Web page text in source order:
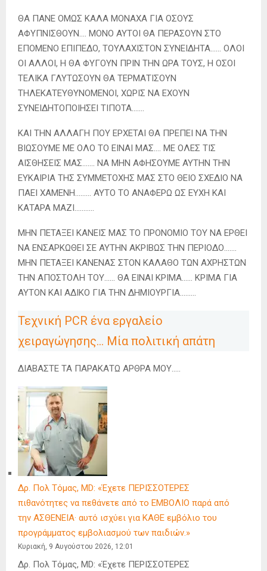
ΘΑ ΠΑΝΕ ΟΜΩΣ ΚΑΛΑ ΜΟΝΑΧΑ ΓΙΑ ΟΣΟΥΣ
ΑΦΥΠΝΙΣΘΟΥΝ…. ΜΟΝΟ ΑΥΤΟΙ ΘΑ ΠΕΡΑΣΟΥΝ ΣΤΟ
ΕΠΟΜΕΝΟ ΕΠΙΠΕΔΟ, ΤΟΥΛΑΧΙΣΤΟΝ ΣΥΝΕΙΔΗΤΑ…… ΟΛΟΙ
ΟΙ ΑΛΛΟΙ, Η ΘΑ ΦΥΓΟΥΝ ΠΡΙΝ ΤΗΝ ΩΡΑ ΤΟΥΣ, Η ΟΣΟΙ
ΤΕΛΙΚΑ ΓΛΥΤΩΣΟΥΝ ΘΑ ΤΕΡΜΑΤΙΣΟΥΝ
ΤΗΛΕΚΑΤΕΥΘΥΝΟΜΕΝΟΙ, ΧΩΡΙΣ ΝΑ ΕΧΟΥΝ
ΣΥΝΕΙΔΗΤΟΠΟΙΗΣΕΙ ΤΙΠΟΤΑ…….
ΚΑΙ ΤΗΝ ΑΛΛΑΓΗ ΠΟΥ ΕΡΧΕΤΑΙ ΘΑ ΠΡΕΠΕΙ ΝΑ ΤΗΝ
ΒΙΩΣΟΥΜΕ ΜΕ ΟΛΟ ΤΟ ΕΙΝΑΙ ΜΑΣ…. ΜΕ ΟΛΕΣ ΤΙΣ
ΑΙΣΘΗΣΕΙΣ ΜΑΣ……. ΝΑ ΜΗΝ ΑΦΗΣΟΥΜΕ ΑΥΤΗΝ ΤΗΝ
ΕΥΚΑΙΡΙΑ ΤΗΣ ΣΥΜΜΕΤΟΧΗΣ ΜΑΣ ΣΤΟ ΘΕΙΟ ΣΧΕΔΙΟ ΝΑ
ΠΑΕΙ ΧΑΜΕΝΗ……… ΑΥΤΟ ΤΟ ΑΝΑΦΕΡΩ ΩΣ ΕΥΧΗ ΚΑΙ
ΚΑΤΑΡΑ ΜΑΖΙ………..
ΜΗΝ ΠΕΤΑΞΕΙ ΚΑΝΕΙΣ ΜΑΣ ΤΟ ΠΡΟΝΟΜΙΟ ΤΟΥ ΝΑ ΕΡΘΕΙ
ΝΑ ΕΝΣΑΡΚΩΘΕΙ ΣΕ ΑΥΤΗΝ ΑΚΡΙΒΩΣ ΤΗΝ ΠΕΡΙΟΔΟ…….
ΜΗΝ ΠΕΤΑΞΕΙ ΚΑΝΕΝΑΣ ΣΤΟΝ ΚΑΛΑΘΟ ΤΩΝ ΑΧΡΗΣΤΩΝ
ΤΗΝ ΑΠΟΣΤΟΛΗ ΤΟΥ…… ΘΑ ΕΙΝΑΙ ΚΡΙΜΑ…… ΚΡΙΜΑ ΓΙΑ
ΑΥΤΟΝ ΚΑΙ ΑΔΙΚΟ ΓΙΑ ΤΗΝ ΔΗΜΙΟΥΡΓΙΑ………
Τεχνική PCR ένα εργαλείο
χειραγώγησης… Μία πολιτική απάτη
ΔΙΑΒΑΣΤΕ ΤΑ ΠΑΡΑΚΑΤΩ ΑΡΘΡΑ ΜΟΥ…..
Δρ. Πολ Τόμας, MD: «Έχετε ΠΕΡΙΣΣΟΤΕΡΕΣ
πιθανότητες να πεθάνετε από το ΕΜΒΟΛΙΟ παρά από
την ΑΣΘΕΝΕΙΑ· αυτό ισχύει για ΚΑΘΕ εμβόλιο του
προγράμματος εμβολιασμού των παιδιών.»
Κυριακή, 9 Αυγούστου 2026, 12:01
Δρ. Πολ Τόμας, MD: «Έχετε ΠΕΡΙΣΣΟΤΕΡΕΣ